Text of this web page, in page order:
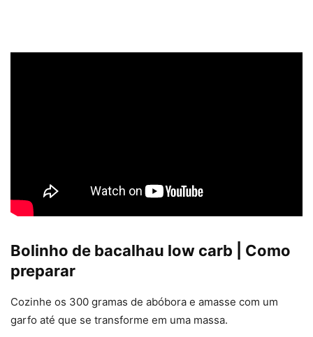
Bolinho de bacalhau low carb | Como
preparar
Cozinhe os 300 gramas de abóbora e amasse com um
garfo até que se transforme em uma massa.